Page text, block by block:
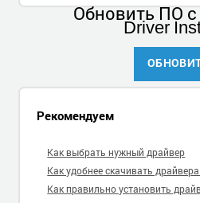
Обновить ПО
Driver
Рекомендуем
Как выбрать нужный драйвер
Как удобнее скачивать
Как правильно установить